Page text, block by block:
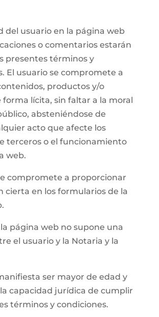
del usuario en la página web
o comentarios estarán
presentes términos y
El usuario se compromete a
productos y/o
forma lícita, sin faltar a la moral
absteniéndose de
acto que afecte los
terceros o el funcionamiento
web.
compromete a proporcionar
cierta en los formularios de la
la página web no supone una
el usuario y la Notaria y la
ser mayor de edad y
capacidad jurídica de cumplir
términos y condiciones.